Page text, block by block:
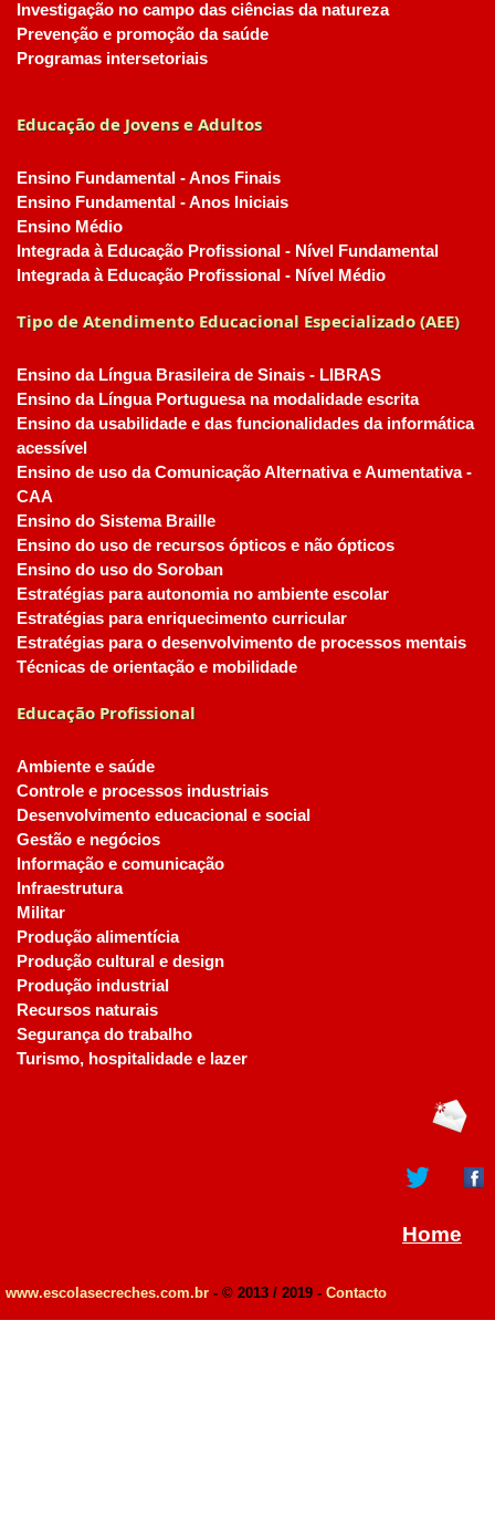
Investigação no campo das ciências da natureza
Prevenção e promoção da saúde
Programas intersetoriais
Educação de Jovens e Adultos
Ensino Fundamental - Anos Finais
Ensino Fundamental - Anos Iniciais
Ensino Médio
Integrada à Educação Profissional - Nível Fundamental
Integrada à Educação Profissional - Nível Médio
Tipo de Atendimento Educacional Especializado (AEE)
Ensino da Língua Brasileira de Sinais - LIBRAS
Ensino da Língua Portuguesa na modalidade escrita
Ensino da usabilidade e das funcionalidades da informática
acessível
Ensino de uso da Comunicação Alternativa e Aumentativa -
CAA
Ensino do Sistema Braille
Ensino do uso de recursos ópticos e não ópticos
Ensino do uso do Soroban
Estratégias para autonomia no ambiente escolar
Estratégias para enriquecimento curricular
Estratégias para o desenvolvimento de processos mentais
Técnicas de orientação e mobilidade
Educação Profissional
Ambiente e saúde
Controle e processos industriais
Desenvolvimento educacional e social
Gestão e negócios
Informação e comunicação
Infraestrutura
Militar
Produção alimentícia
Produção cultural e design
Produção industrial
Recursos naturais
Segurança do trabalho
Turismo, hospitalidade e lazer
Home
www.escolasecreches.com.br - © 2013 / 2019 - Contacto